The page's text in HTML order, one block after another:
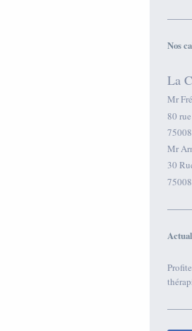
Nos
La
Mr
80
75008
Mr
30